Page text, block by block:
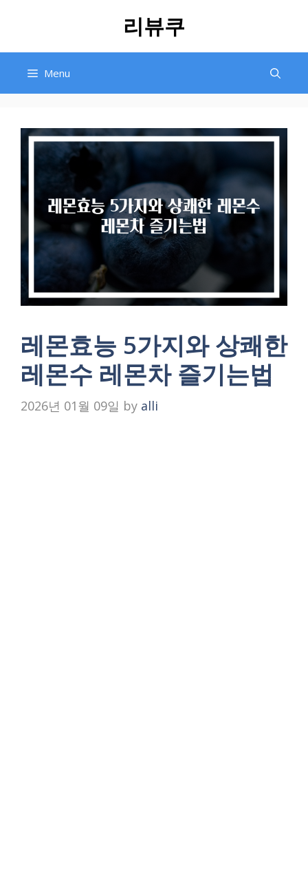
리뷰쿠
Menu
레몬효능 5가지와 상쾌한
레몬수 레몬차 즐기는법
2026년 01월 09일 by alli